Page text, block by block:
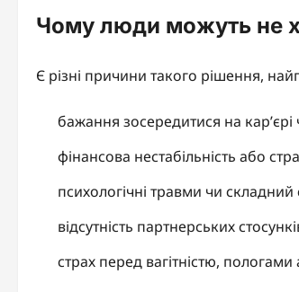
Чому люди можуть не
Є різні причини такого рішення,
бажання зосередитися на кар’єрі
фінансова нестабільність або
психологічні травми чи складний
відсутність партнерських
страх перед вагітністю,